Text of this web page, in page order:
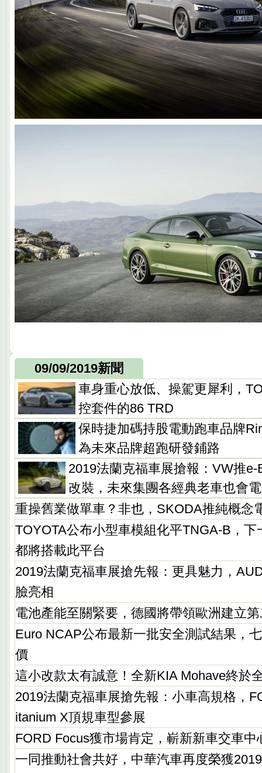
09/09/2019新聞
車身重心放低、操駕更犀利，
控套件的86 TRD
保時捷加碼持股電動跑車品牌
為未來品牌超跑研發鋪路
2019法蘭克福車展搶報：VW推
改裝，未來集團各經典老車也會
重操舊業做單車？非也，SKODA推純概念
TOYOTA公布小型車模組化平TNGA-B，下
都將搭載此平台
2019法蘭克福車展搶先報：更具魅力，
臉亮相
電池產能至關緊要，德國將帶領歐洲建立
Euro NCAP公布最新一批安全測試結果，
價
這小改款太有誠意！全新KIA Mohave終於
2019法蘭克福車展搶先報：小車高規格，
itanium X頂規車型參展
FORD Focus獲市場肯定，嶄新新車交車中
一同推動社會共好，中華汽車再度榮獲